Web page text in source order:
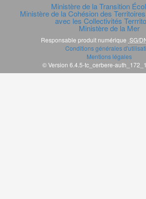
Ministère de la Transition
Ministère de la Cohésion des
avec les Collectivités
Ministère de la Mer
Responsable produit numérique SG/
Conditions générales
Mentions légales
© Version 6.4.5-tc_cerbere-